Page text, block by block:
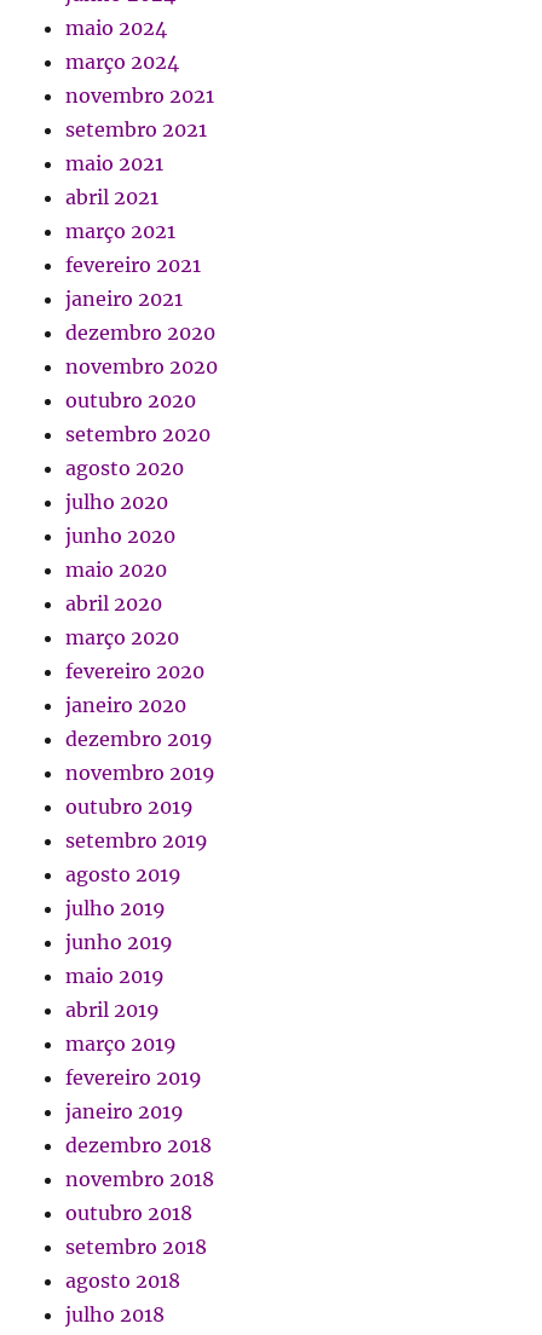
maio 2024
março 2024
novembro 2021
setembro 2021
maio 2021
abril 2021
março 2021
fevereiro 2021
janeiro 2021
dezembro 2020
novembro 2020
outubro 2020
setembro 2020
agosto 2020
julho 2020
junho 2020
maio 2020
abril 2020
março 2020
fevereiro 2020
janeiro 2020
dezembro 2019
novembro 2019
outubro 2019
setembro 2019
agosto 2019
julho 2019
junho 2019
maio 2019
abril 2019
março 2019
fevereiro 2019
janeiro 2019
dezembro 2018
novembro 2018
outubro 2018
setembro 2018
agosto 2018
julho 2018